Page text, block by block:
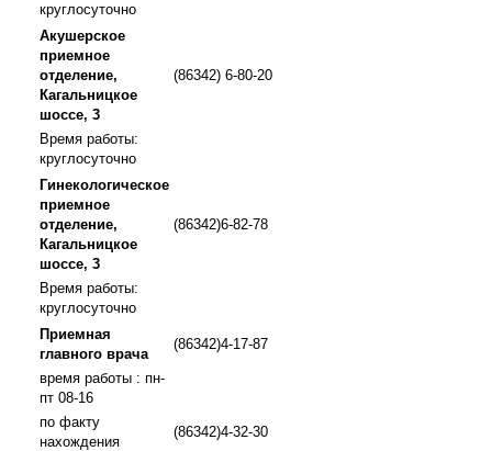
круглосуточно
Акушерское
приемное
отделение,
Кагальницкое
шоссе, 3
(86342) 6-80-20
Время работы:
круглосуточно
Гинекологическое
приемное
отделение,
Кагальницкое
шоссе, 3
(86342)6-82-78
Время работы:
круглосуточно
Приемная
главного врача
(86342)4-17-87
время работы : пн-
пт 08-16
по факту
нахождения
(86342)4-32-30